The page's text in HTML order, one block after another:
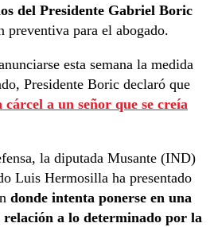
del Presidente Gabriel Boric
preventiva para el abogado.
esta semana la medida
Presidente Boric declaró que
a un señor que se creía
la diputada Musante (IND)
Luis Hermosilla ha presentado
donde intenta ponerse en una
a lo determinado por la